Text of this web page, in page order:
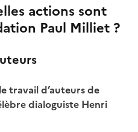
actions sont
Paul Milliet ?
travail d’auteurs de
dialoguiste Henri